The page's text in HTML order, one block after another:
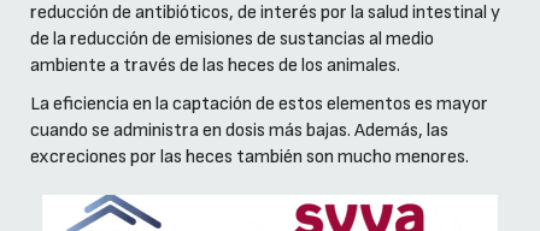
reducción de antibióticos, de interés por la salud intestinal y
de la reducción de emisiones de sustancias al medio
ambiente a través de las heces de los animales.
La eficiencia en la captación de estos elementos es mayor
cuando se administra en dosis más bajas. Además, las
excreciones por las heces también son mucho menores.